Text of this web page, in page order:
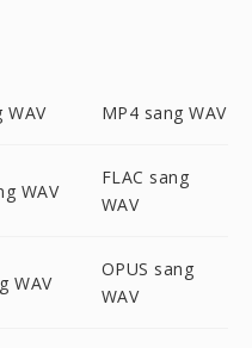
WAV MP4 sang WAV
WAV
FLAC sang
WAV
WAV
OPUS sang
WAV